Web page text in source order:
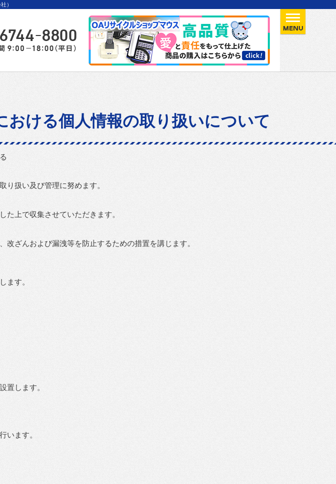
）
おける個人情報の取り扱いについて
り扱い及び管理に努めます。
た上で収集させていただきます。
改ざんおよび漏洩等を防止するための措置を講じます。
ます。
置します。
います。